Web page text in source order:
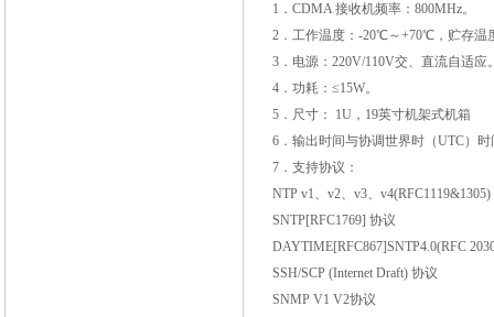
1 ． CDMA接收机频率： 800MHz。
2 ．工作温度： -20℃～+70℃，贮存温
3 ．电源： 220V/110V交、直流自适应
4 ．功耗：≤15W。
5 ．尺寸： 1U ， 19英寸机架式机箱
6 ．输出时间与协调世界时（UTC）
7 ．支持协议：
NTP v1、 v2、 v3、 v4(RFC1119&1305)
SNTP[RFC1769] 协议
DAYTIME[RFC867]SNTP4.0(RFC
SSH/SCP (Internet Draft) 协议
SNMP V1 V2协议